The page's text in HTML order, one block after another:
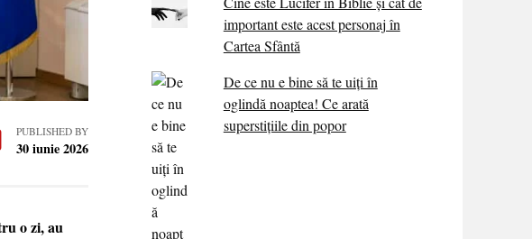
PUBLISHED BY
30 iunie 2026
o zi, au
important este acest personaj în
Cartea Sfântă
De ce nu e bine să te uiți în
oglindă noaptea! Ce arată
superstițiile din popor